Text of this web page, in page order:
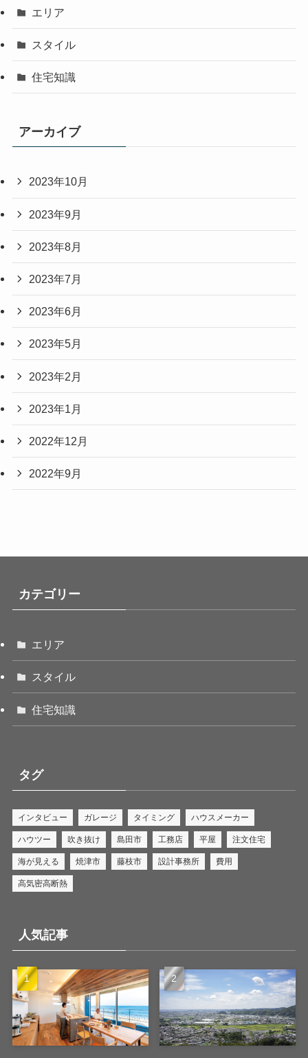
エリア
スタイル
住宅知識
アーカイブ
2023年10月
2023年9月
2023年8月
2023年7月
2023年6月
2023年5月
2023年2月
2023年1月
2022年12月
2022年9月
カテゴリー
エリア
スタイル
住宅知識
タグ
インタビュー ガレージ タイミング ハウスメーカー
ハウツー 吹き抜け 島田市 工務店 平屋 注文住宅
海が見える 焼津市 藤枝市 設計事務所 費用
高気密高断熱
人気記事